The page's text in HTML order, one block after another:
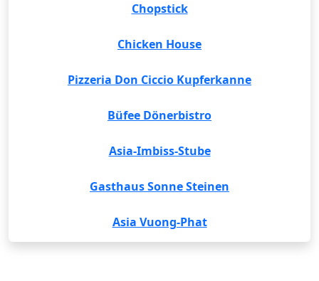
Chopstick
Chicken House
Pizzeria Don Ciccio Kupferkanne
Büfee Dönerbistro
Asia-Imbiss-Stube
Gasthaus Sonne Steinen
Asia Vuong-Phat